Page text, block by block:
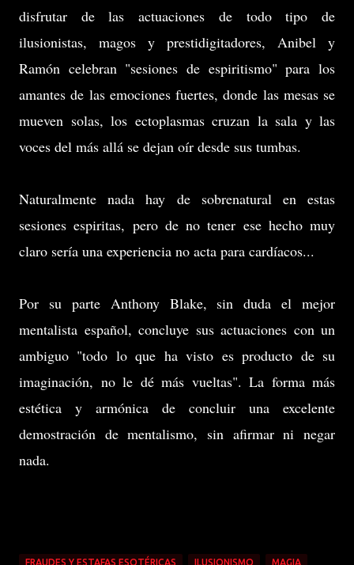
disfrutar de las actuaciones de todo tipo de
ilusionistas, magos y prestidigitadores, Anibel y
Ramón celebran "sesiones de espiritismo" para los
amantes de las emociones fuertes, donde las mesas se
mueven solas, los ectoplasmas cruzan la sala y las
voces del más allá se dejan oír desde sus tumbas.
Naturalmente nada hay de sobrenatural en estas
sesiones espiritas, pero de no tener ese hecho muy
claro sería una experiencia no acta para cardíacos...
Por su parte Anthony Blake, sin duda el mejor
mentalista español, concluye sus actuaciones con un
ambiguo "todo lo que ha visto es producto de su
imaginación, no le dé más vueltas". La forma más
estética y armónica de concluir una excelente
demostración de mentalismo, sin afirmar ni negar
nada.
FRAUDES Y ESTAFAS ESOTÉRICAS ILUSIONISMO MAGIA